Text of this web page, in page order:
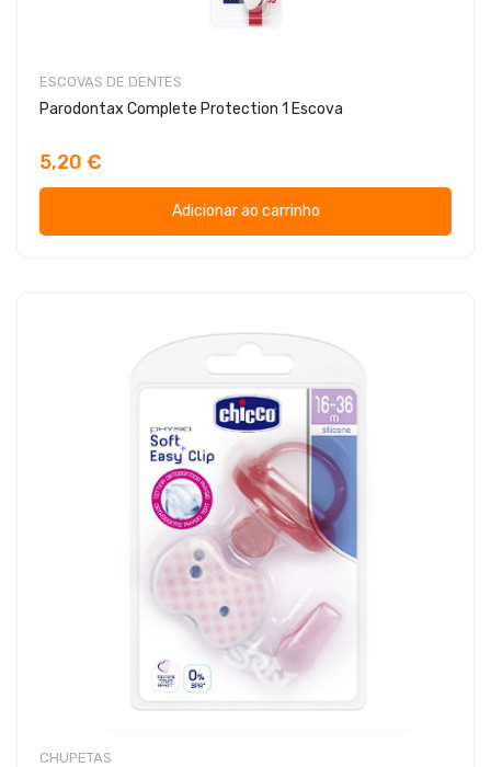
ESCOVAS DE DENTES
Parodontax Complete Protection 1 Escova
5,20 €
Adicionar ao carrinho
CHUPETAS